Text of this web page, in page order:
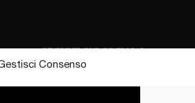
Consenso
SEGUICI SUI SOCIAL